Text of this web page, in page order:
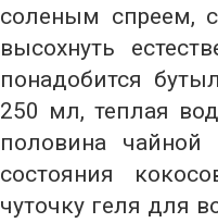
соленым спреем,
высохнуть
понадобится
250 мл, теплая
половина
состояния
чуточку геля для